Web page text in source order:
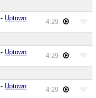
- Uptown
4:29
- Uptown
4:29
- Uptown
4:29